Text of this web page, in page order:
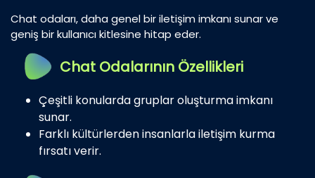
Chat odaları, daha genel bir iletişim imkanı sunar ve
geniş bir kullanıcı kitlesine hitap eder.
Chat Odalarının Özellikleri
Çeşitli konularda gruplar oluşturma imkanı
sunar.
Farklı kültürlerden insanlarla iletişim kurma
fırsatı verir.